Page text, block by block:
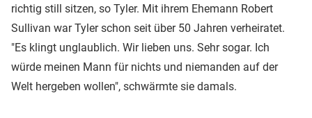
richtig still sitzen, so Tyler. Mit ihrem Ehemann Robert
Sullivan war Tyler schon seit über 50 Jahren verheiratet.
"Es klingt unglaublich. Wir lieben uns. Sehr sogar. Ich
würde meinen Mann für nichts und niemanden auf der
Welt hergeben wollen", schwärmte sie damals.